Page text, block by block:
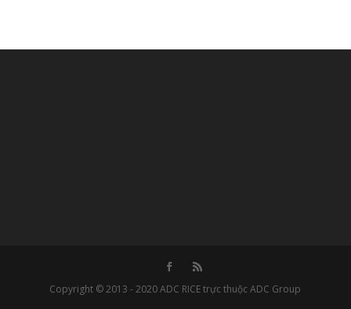
Copyright © 2013 - 2020 ADC RICE trực thuộc ADC Group